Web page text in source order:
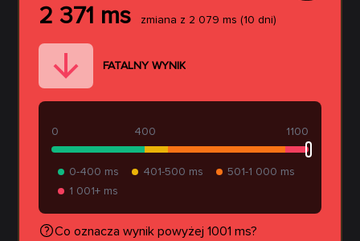
2 371 ms zmiana z 2 079 ms (10 dni)
FATALNY WYNIK
400
0 1100
0-400 ms 401-500 ms
501-1 000 ms
1 001+ ms
Co oznacza wynik powyżej 1001 ms?